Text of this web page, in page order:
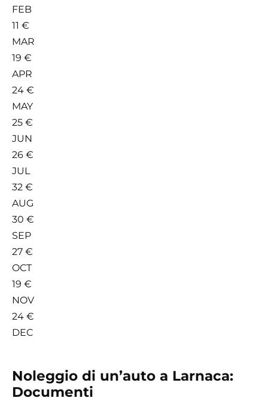
FEB
11 €
MAR
19 €
APR
24 €
MAY
25 €
JUN
26 €
JUL
32 €
AUG
30 €
SEP
27 €
OCT
19 €
NOV
24 €
DEC
Noleggio di un’auto a Larnaca:
Documenti